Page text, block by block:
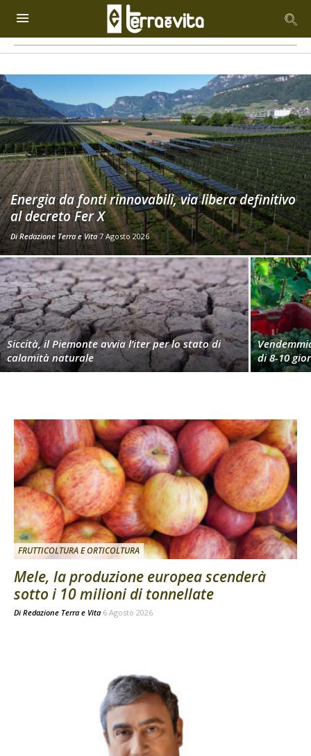
Energia da fonti rinnovabili, via libera definitivo
al decreto Fer X
Di Redazione Terra e Vita 7 Agosto 2026
Siccità, il Piemonte avvia l’iter per lo stato di
calamità naturale
di 8-10
FRUTTICOLTURA E ORTICOLTURA
Mele, la produzione europea scenderà
sotto i 10 milioni di tonnellate
Di Redazione Terra e Vita 6 Agosto 2026